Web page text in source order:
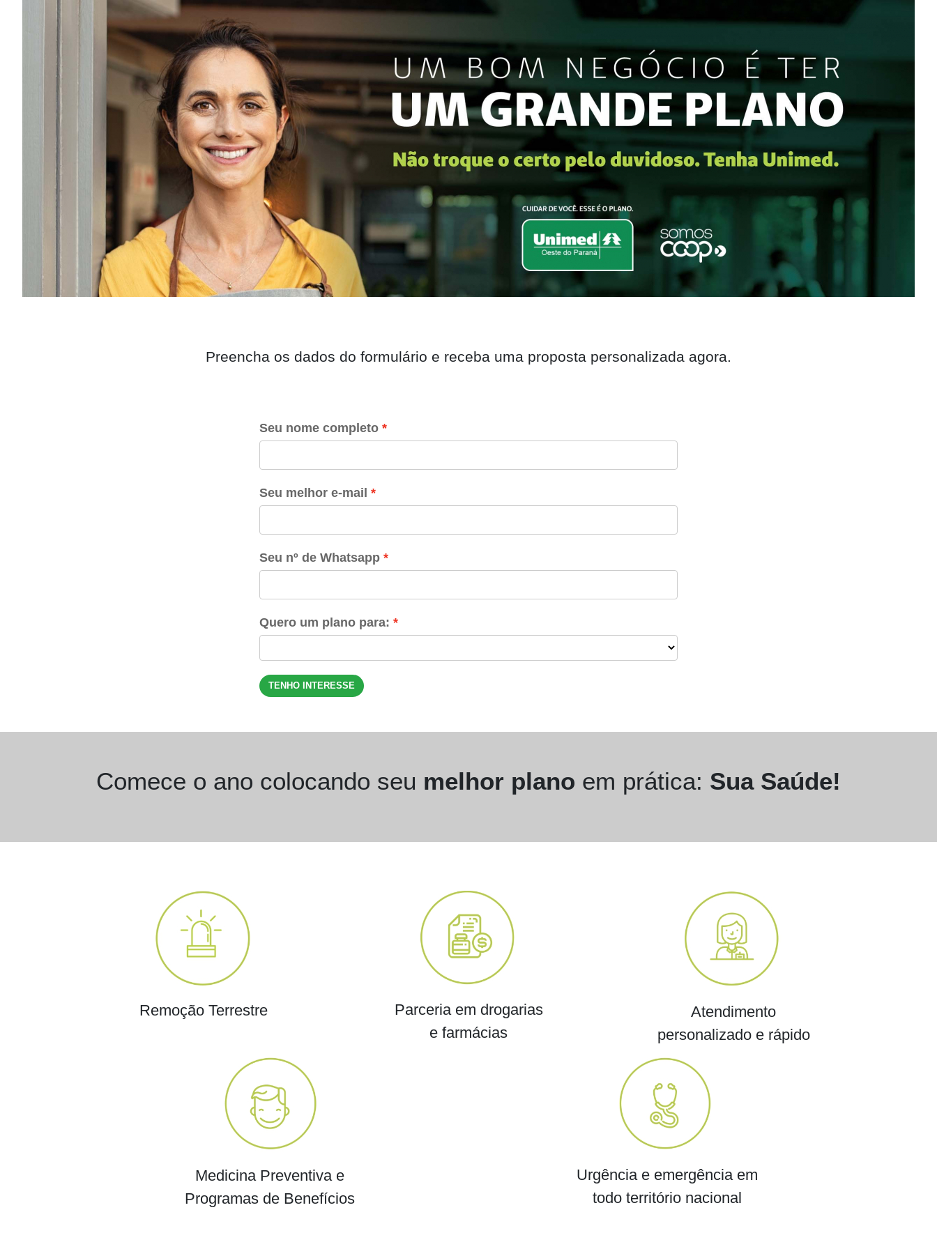
Preencha os dados do formulário e receba uma proposta personalizada agora.
Seu nome completo
Seu melhor e-mail
Seu nº de Whatsapp
Quero um plano para:
TENHO INTERESSE
Comece o ano colocando seu melhor plano em prática: Sua Saúde!
Remoção Terrestre
Parceria em drogarias
e farmácias
Atendimento
personalizado e rápido
Medicina Preventiva e
Programas de Benefícios
Urgência e emergência em
todo território nacional